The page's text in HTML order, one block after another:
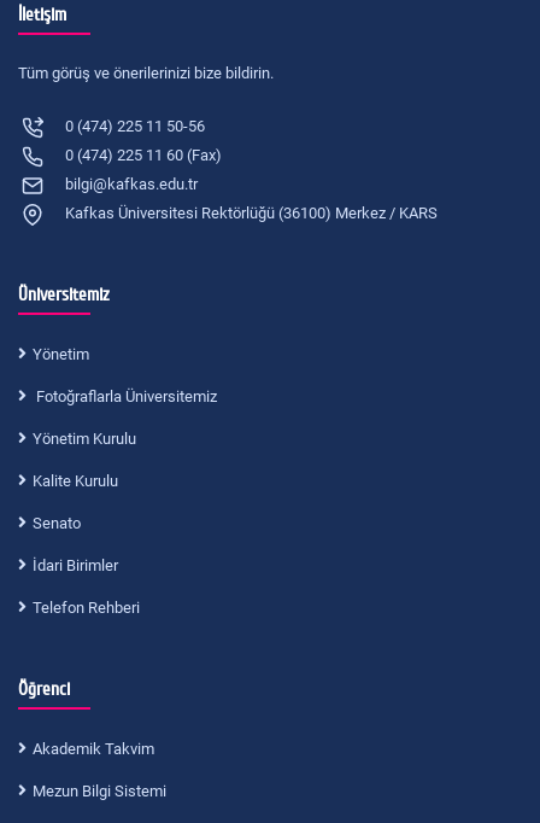
İletişim
Tüm görüş ve önerilerinizi bize bildirin.
0 (474) 225 11 50-56
0 (474) 225 11 60 (Fax)
bilgi@kafkas.edu.tr
Kafkas Üniversitesi Rektörlüğü (36100) Merkez / KARS
Üniversitemiz
Yönetim
Fotoğraflarla Üniversitemiz
Yönetim Kurulu
Kalite Kurulu
Senato
İdari Birimler
Telefon Rehberi
Öğrenci
Akademik Takvim
Mezun Bilgi Sistemi